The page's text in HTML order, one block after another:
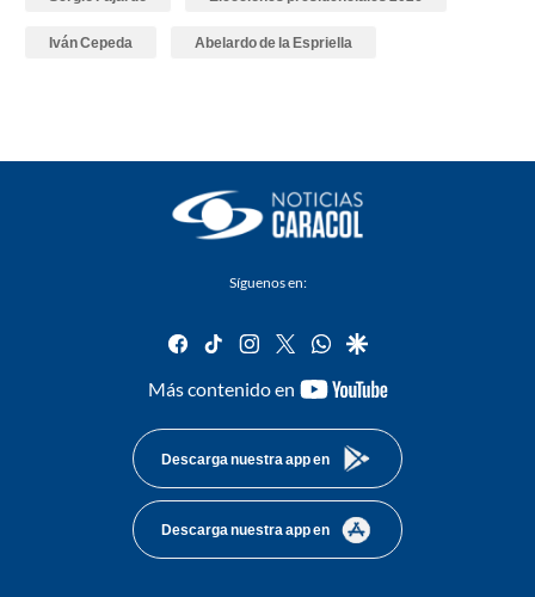
Iván Cepeda Abelardo de la Espriella
Síguenos en:
facebook
tiktok instagram
twitterwhatsapp
google
Más contenido en
youtube-
Descarga nuestra app en
Descarga nuestra app en